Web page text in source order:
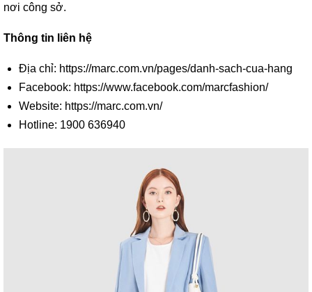
nơi công sở.
Thông tin liên hệ
Địa chỉ: https://marc.com.vn/pages/danh-sach-cua-hang
Facebook: https://www.facebook.com/marcfashion/
Website: https://marc.com.vn/
Hotline: 1900 636940